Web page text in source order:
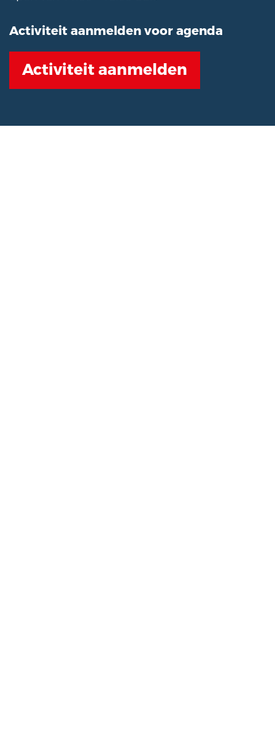
Activiteit aanmelden voor agenda
Activiteit aanmelden